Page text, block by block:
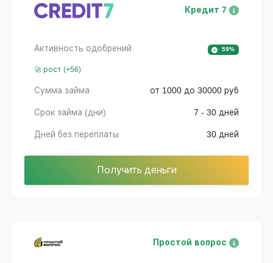
Кредит 7
Активность одобрений 59%
🚀 рост (+56)
Сумма займа от 1000 до 30000 руб
Срок займа (дни) 7 - 30 дней
Дней без переплаты 30 дней
Получить деньги
Простой вопрос